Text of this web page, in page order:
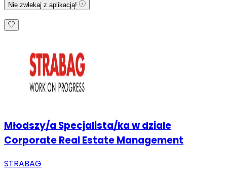
Nie zwlekaj z aplikacją!
Młodszy/a Specjalista/ka w dziale
Corporate Real Estate Management
STRABAG